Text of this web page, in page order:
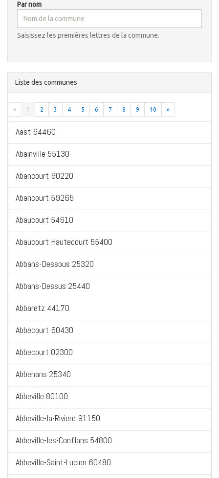
Par nom
Saisissez les premières lettres de la commune.
Liste des communes
« 1 2 3 4 5 6 7 8 9 10 »
Aast 64460
Abainville 55130
Abancourt 60220
Abancourt 59265
Abaucourt 54610
Abaucourt Hautecourt 55400
Abbans-Dessous 25320
Abbans-Dessus 25440
Abbaretz 44170
Abbecourt 60430
Abbecourt 02300
Abbenans 25340
Abbeville 80100
Abbeville-la-Riviere 91150
Abbeville-les-Conflans 54800
Abbeville-Saint-Lucien 60480